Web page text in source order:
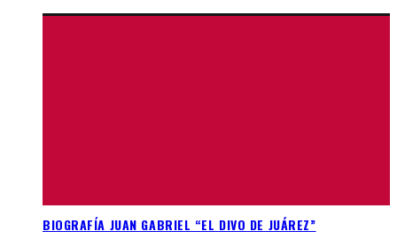
BIOGRAFÍA JUAN GABRIEL “EL DIVO DE JUÁREZ”